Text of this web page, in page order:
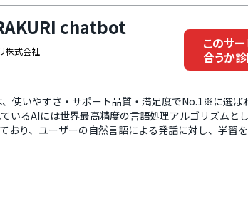
chatbot
株式会社
このサ
合うか
使いやすさ・サポート品質・満足度でNo.1※に選ば
いるAIには世界最高精度の言語処理アルゴリズムと
おり、ユーザーの自然言語による発話に対し、学習
問一答型やシナリオ型などチャット形式を選択する機
中から適切な回答を表示させる機能、シンプル且つ分
高いサービスとなっています。Salesforce Live Agent
有人チャット、Salesforce・FastHelpなどのCRMツ
ズでシームレスな顧客対応が行えます。 ※ITreview「
ャットボット部門での評価